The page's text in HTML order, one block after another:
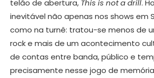
telão de abertura, This is not a drill.
inevitável não apenas nos shows em
como na turnê: tratou-se menos de
rock e mais de um acontecimento
de contas entre banda, público e
precisamente nesse jogo de